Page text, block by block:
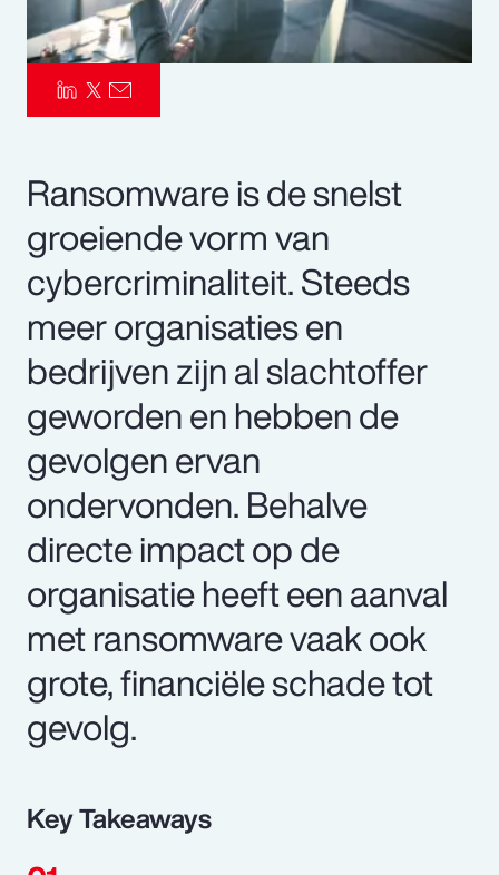
Ransomware is de snelst
groeiende vorm van
cybercriminaliteit. Steeds
meer organisaties en
bedrijven zijn al slachtoffer
geworden en hebben de
gevolgen ervan
ondervonden. Behalve
directe impact op de
organisatie heeft een aanval
met ransomware vaak ook
grote, financiële schade tot
gevolg.
Key Takeaways